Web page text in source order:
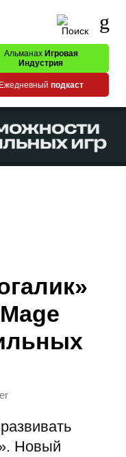
Альманах Игровая
Индустрия
Ежедневный подкаст
Новый